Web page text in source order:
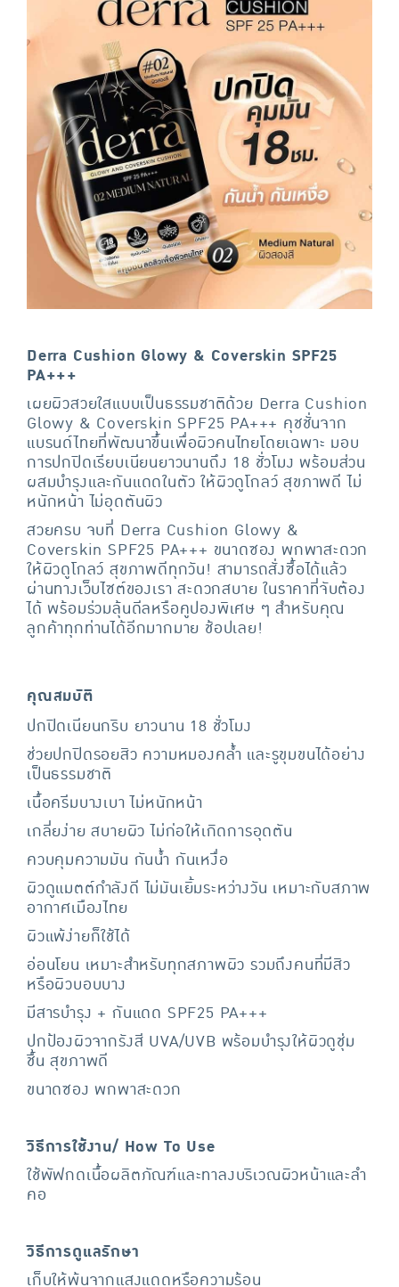
Derra Cushion Glowy & Coverskin SPF25
PA+++
เผยผิวสวยใสแบบเป็นธรรมชาติด้วย Derra Cushion
Glowy & Coverskin SPF25 PA+++ คุชชั่นจาก
แบรนด์ไทยที่พัฒนาขึ้นเพื่อผิวคนไทยโดยเฉพาะ มอบ
การปกปิดเรียบเนียนยาวนานถึง 18 ชั่วโมง พร้อมส่วน
ผสมบำรุงและกันแดดในตัว ให้ผิวดูโกลว์ สุขภาพดี ไม่
หนักหน้า ไม่อุดตันผิว
สวยครบ จบที่ Derra Cushion Glowy &
Coverskin SPF25 PA+++ ขนาดซอง พกพาสะดวก
ให้ผิวดูโกลว์ สุขภาพดีทุกวัน! สามารถสั่งซื้อได้แล้ว
ผ่านทางเว็บไซต์ของเรา สะดวกสบาย ในราคาที่จับต้อง
ได้ พร้อมร่วมลุ้นดีลหรือคูปองพิเศษ ๆ สำหรับคุณ
ลูกค้าทุกท่านได้อีกมากมาย ช้อปเลย!
คุณสมบัติ
ปกปิดเนียนกริบ ยาวนาน 18 ชั่วโมง
ช่วยปกปิดรอยสิว ความหมองคล้ำ และรูขุมขนได้อย่าง
เป็นธรรมชาติ
เนื้อครีมบางเบา ไม่หนักหน้า
เกลี่ยง่าย สบายผิว ไม่ก่อให้เกิดการอุดตัน
ควบคุมความมัน กันน้ำ กันเหงื่อ
ผิวดูแมตต์กำลังดี ไม่มันเยิ้มระหว่างวัน เหมาะกับสภาพ
อากาศเมืองไทย
ผิวแพ้ง่ายก็ใช้ได้
อ่อนโยน เหมาะสำหรับทุกสภาพผิว รวมถึงคนที่มีสิว
หรือผิวบอบบาง
มีสารบำรุง + กันแดด SPF25 PA+++
ปกป้องผิวจากรังสี UVA/UVB พร้อมบำรุงให้ผิวดูชุ่ม
ชื้น สุขภาพดี
ขนาดซอง พกพาสะดวก
วิธีการใช้งาน/ How To Use
ใช้พัฟกดเนื้อผลิตภัณฑ์และทาลงบริเวณผิวหน้าและลำ
คอ
วิธีการดูแลรักษา
เก็บให้พ้นจากแสงแดดหรือความร้อน